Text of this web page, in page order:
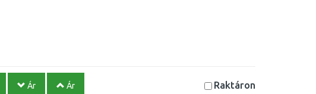
Ár Ár Raktáron